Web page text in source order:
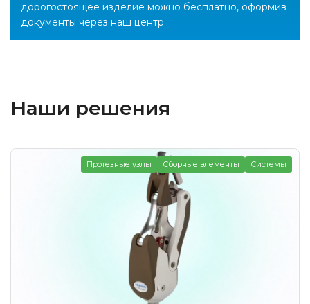
дорогостоящее изделие можно бесплатно, оформив
документы через наш центр.
Наши решения
Протезные узлы Сборные элементы Системы